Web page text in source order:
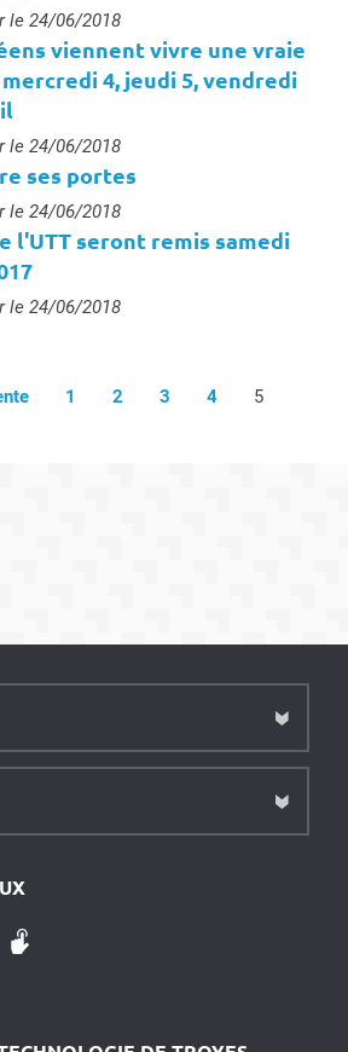
le 24/06/2018
viennent vivre une vraie
4, jeudi 5, vendredi
le 24/06/2018
ses portes
le 24/06/2018
l'UTT seront remis samedi
le 24/06/2018
1 2 3 4 5